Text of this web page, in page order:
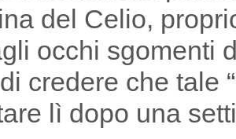
del Celio,
occhi sgomenti
credere che tale
lì dopo una